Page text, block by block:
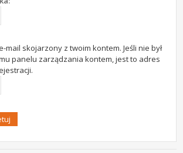
mail skojarzony z twoim kontem. Jeśli nie był
panelu zarządzania kontem, jest to adres